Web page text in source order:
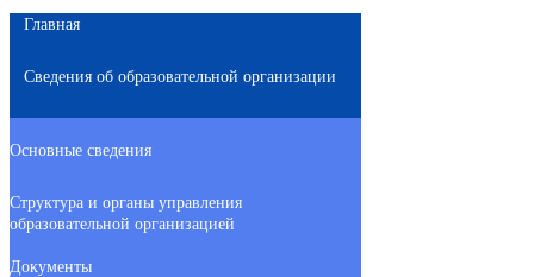
Главная
Сведения об образовательной организации
Основные сведения
Структура и органы управления
образовательной организацией
Документы